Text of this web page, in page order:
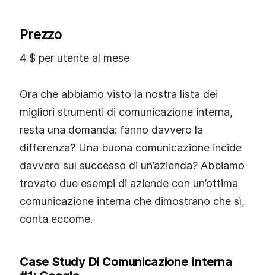
Prezzo
4 $ per utente al mese
Ora che abbiamo visto la nostra lista dei
migliori strumenti di comunicazione interna,
resta una domanda: fanno davvero la
differenza? Una buona comunicazione incide
davvero sul successo di un’azienda? Abbiamo
trovato due esempi di aziende con un’ottima
comunicazione interna che dimostrano che sì,
conta eccome.
Case Study Di Comunicazione Interna